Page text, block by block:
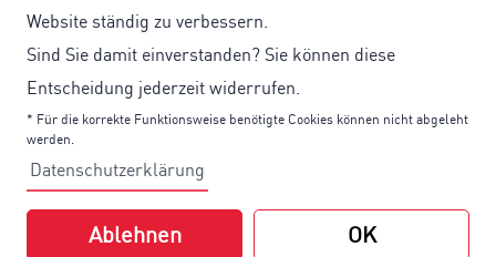
Website ständig zu verbessern.
Sind Sie damit einverstanden? Sie können diese
Entscheidung jederzeit widerrufen.
* Für die korrekte Funktionsweise benötigte Cookies können nicht abgeleht
werden.
Datenschutzerklärung
Ablehnen OK
Kostenloser Versand ab 50€ Bestellwert
Sicher Einkaufen: Rechnung, PayPal
Produktentwicklung von eigener Fachredaktion
Sonderaktionen & Preisvorteile
Aktuelle News zu unseren Shop-Angeboten
Mit unserem Newsletter UV-Report informieren wir Sie regelmäßig über
aktuelle Angebote und neue Produkte:
geht es zu unserem Newsletter.